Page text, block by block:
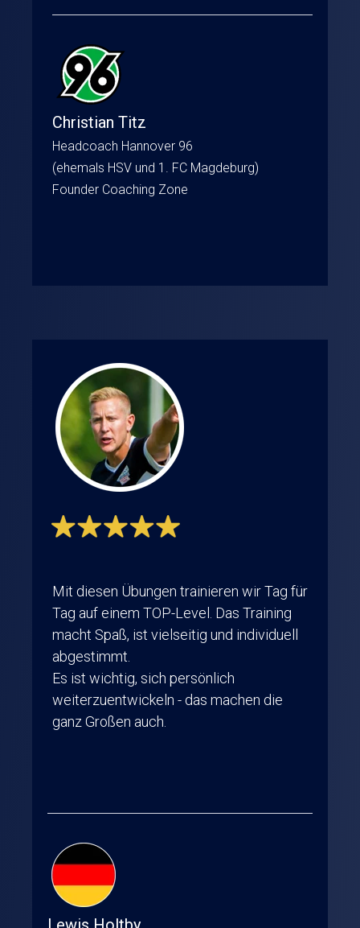
Christian Titz
Headcoach Hannover 96
(ehemals HSV und 1. FC Magdeburg)
Founder Coaching Zone
Mit diesen Übungen trainieren wir Tag für
Tag auf einem TOP-Level. Das Training
macht Spaß, ist vielseitig und individuell
abgestimmt.
Es ist wichtig, sich persönlich
weiterzuentwickeln - das machen die
ganz Großen auch.